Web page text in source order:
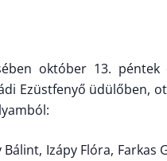
október 13.
Ezüstfenyő üdülőben,
Izápy Flóra, Farkas